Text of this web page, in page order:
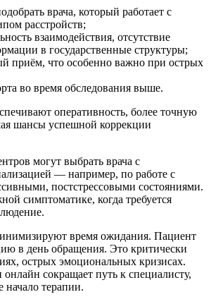
врача, который работает с
расстройств;
взаимодействия, отсутствие
в государственные структуры;
приём, что особенно важно при острых
во время обследования выше.
оперативность, более точную
шансы успешной коррекции
могут выбрать врача с
— например, по работе с
постстрессовыми состояниями.
симптоматике, когда требуется
время ожидания. Пациент
в день обращения. Это критически
острых эмоциональных кризисах.
сокращает путь к специалисту,
начало терапии.